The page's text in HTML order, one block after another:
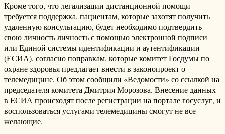
Кроме того, что легализации дистанционной помощи
требуется поддержка, пациентам, которые захотят получить
удаленную консультацию, будет необходимо подтвердить
свою личность личность с помощью электронной подписи
или Единой системы идентификации и аутентификации
(ЕСИА), согласно поправкам, которые комитет Госдумы по
охране здоровья предлагает внести в законопроект о
телемедицине. Об этом сообщили «Ведомости» со ссылкой на
председателя комитета Дмитрия Морозова. Внесение данных
в ЕСИА происходят после регистрации на портале госуслуг, и
воспользоваться услугами телемедицины смогут не все
желающие.